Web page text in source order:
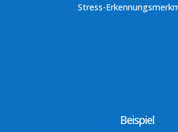
Stress-
Beispiel